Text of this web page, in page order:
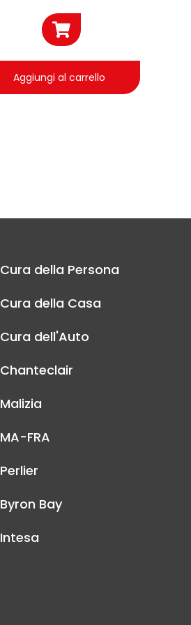
Aggiungi al carrello
Cura della Persona
Cura della Casa
Cura dell'Auto
Chanteclair
Malizia
MA-FRA
Perlier
Byron Bay
Intesa